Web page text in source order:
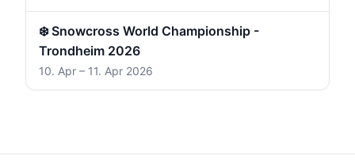
❄️ Snowcross World Championship -
Trondheim 2026
10. Apr – 11. Apr 2026